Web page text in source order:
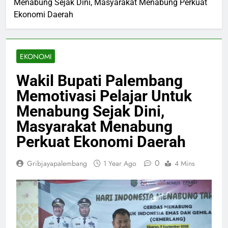
Menabung Sejak Dini, Masyarakat Menabung Perkuat
Ekonomi Daerah
EKONOMI
Wakil Bupati Palembang
Memotivasi Pelajar Untuk
Menabung Sejak Dini,
Masyarakat Menabung
Perkuat Ekonomi Daerah
Gribjayapalembang 1 Year Ago 0 4 Mins